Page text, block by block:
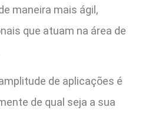
maneira mais ágil,
que atuam na área de
de aplicações é
de qual seja a sua